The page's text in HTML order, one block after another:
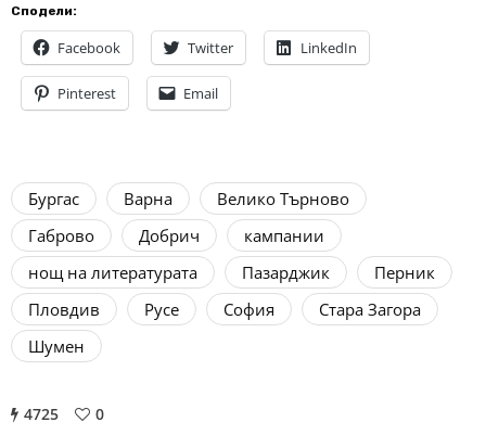
Сподели:
Facebook Twitter LinkedIn
Pinterest Email
Бургас Варна
Велико Търново
Габрово
Добрич
кампании
нощ на литературата
Пазарджик
Перник
Пловдив
Русе София
Стара Загора
Шумен
4725 0